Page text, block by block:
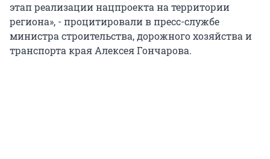
этап реализации нацпроекта на территории
региона», - процитировали в пресс-службе
министра строительства, дорожного хозяйства и
транспорта края Алексея Гончарова.